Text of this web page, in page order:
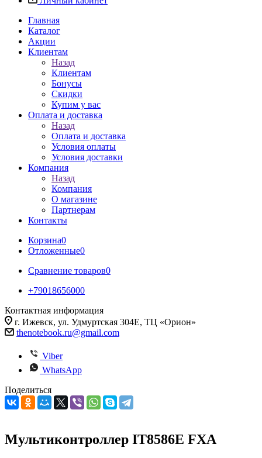
Главная
Каталог
Акции
Клиентам
Назад
Клиентам
Бонусы
Скидки
Купим у вас
Оплата и доставка
Назад
Оплата и доставка
Условия оплаты
Условия доставки
Компания
Назад
Компания
О магазине
Партнерам
Контакты
Корзина0
Отложенные0
Сравнение товаров0
+79018656000
Контактная информация
г. Ижевск, ул. Удмуртская 304Е, ТЦ «Орион»
thenotebook.ru@gmail.com
Viber
WhatsApp
Поделиться
Мультиконтроллер IT8586E FXA